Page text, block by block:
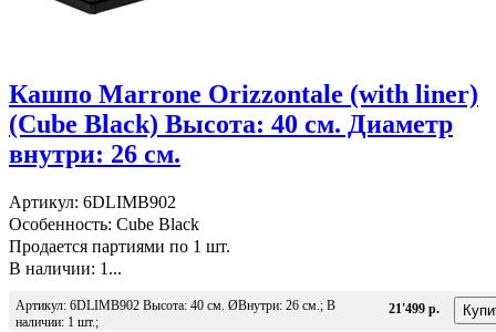
Кашпо Marrone Orizzontale (with liner)
(Cube Black) Высота: 40 см. Диаметр
внутри: 26 см.
Артикул: 6DLIMB902
Особенность: Cube Black
Продается партиями по 1 шт.
В наличии: 1...
Артикул: 6DLIMB902 Высота: 40 см. ØВнутри: 26 см.; В
наличии: 1 шт.;
21'499 р.